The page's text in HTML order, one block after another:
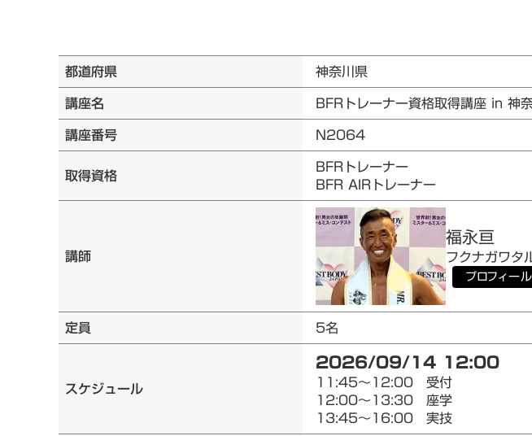
都道府県
神奈川県
講座名
BFRトレーナー資格取得講座 in 神
講座番号
N2064
取得資格
BFRトレーナー
BFR AIRトレーナー
講師
福永亘
フクナガワタ
プロフィール
定員 5名
スケジュール
2026/09/14 12:00
11:45～12:00 受付
12:00～13:30 座学
13:45～16:00 実技